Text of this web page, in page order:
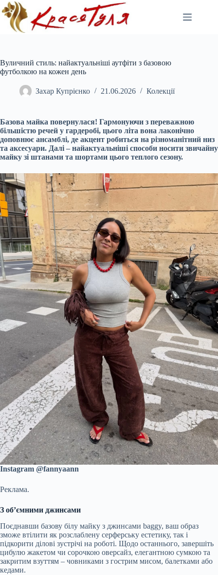
Перейти
до
вмісту
Вуличний стиль: найактуальніші аутфіти з базовою
футболкою на кожен день
Захар Купрієнко 21.06.2026 Колекції
Базова майка повернулася! Гармонуючи з переважною
більшістю речей у гардеробі, цього літа вона лаконічно
доповнює ансамблі, де акцент робиться на різноманітний низ
та аксесуари. Далі – найактуальніші способи носити звичайну
майку зі штанами та шортами цього теплого сезону.
Instagram @fannyaann
Реклама.
З об’ємними джинсами
Поєднавши базову білу майку з джинсами baggy, ваш образ
зможе втілити як розслаблену серферську естетику, так і
підкорити ділові зустрічі на роботі. Щодо останнього, завершіть
цибулю жакетом чи сорочкою оверсайз, елегантною сумкою та
закритим взуттям – човниками з гострим мисом, балетками або
кедами.